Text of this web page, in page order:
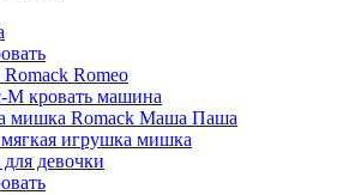
Romeo
M кровать машина
мишка Romack Маша Паша
мягкая игрушка мишка
девочки